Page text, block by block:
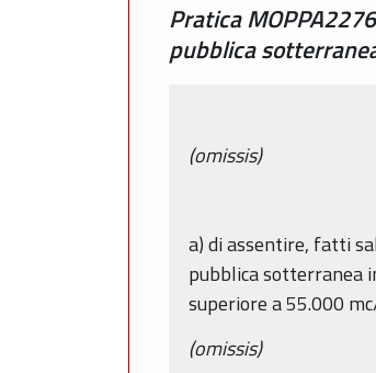
Pratica
pubblica
(omissis)
a) di assentire, fatti
pubblica sotterranea
superiore a 55.000
(omissis)